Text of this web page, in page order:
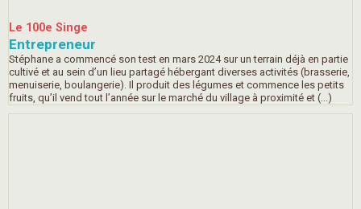
Le 100e Singe
Entrepreneur
Stéphane a commencé son test en mars 2024 sur un terrain déjà en partie
cultivé et au sein d’un lieu partagé hébergant diverses activités (brasserie,
menuiserie, boulangerie). Il produit des légumes et commence les petits
fruits, qu’il vend tout l’année sur le marché du village à proximité et (…)